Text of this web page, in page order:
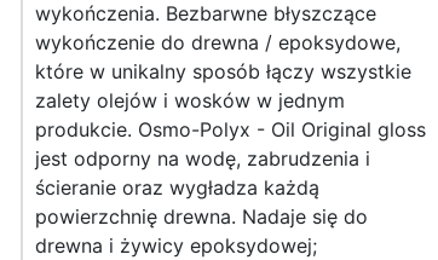
wykończenia. Bezbarwne błyszczące
wykończenie do drewna / epoksydowe,
które w unikalny sposób łączy wszystkie
zalety olejów i wosków w jednym
produkcie. Osmo-Polyx - Oil Original gloss
jest odporny na wodę, zabrudzenia i
ścieranie oraz wygładza każdą
powierzchnię drewna. Nadaje się do
drewna i żywicy epoksydowej;